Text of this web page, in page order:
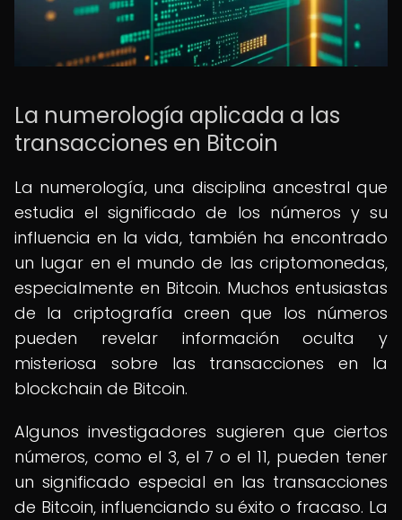
La numerología aplicada a las
transacciones en Bitcoin
La numerología, una disciplina ancestral que
estudia el significado de los números y su
influencia en la vida, también ha encontrado
un lugar en el mundo de las criptomonedas,
especialmente en Bitcoin. Muchos entusiastas
de la criptografía creen que los números
pueden revelar información oculta y
misteriosa sobre las transacciones en la
blockchain de Bitcoin.
Algunos investigadores sugieren que ciertos
números, como el 3, el 7 o el 11, pueden tener
un significado especial en las transacciones
de Bitcoin, influenciando su éxito o fracaso. La